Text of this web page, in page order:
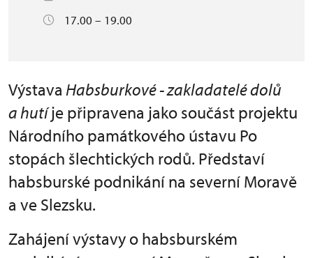
17.00 – 19.00
Výstava Habsburkové - zakladatelé dolů
a hutíje připravena jako součást projektu
Národního památkového ústavu Po
stopách šlechtických rodů. Představí
habsburské podnikání na severní Moravě
a ve Slezsku.
Zahájení výstavy o habsburském